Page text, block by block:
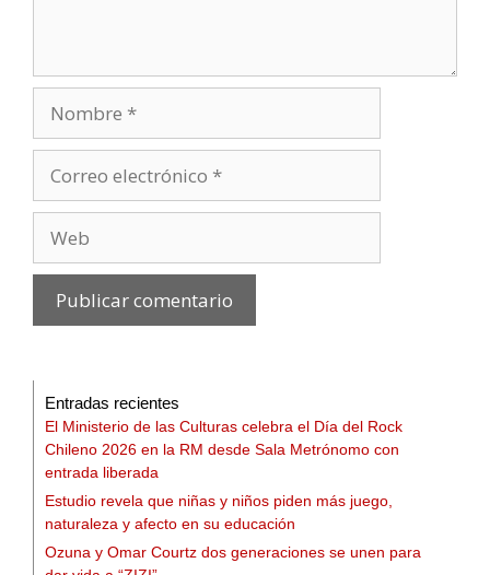
Entradas recientes
El Ministerio de las Culturas celebra el Día del Rock
Chileno 2026 en la RM desde Sala Metrónomo con
entrada liberada
Estudio revela que niñas y niños piden más juego,
naturaleza y afecto en su educación
Ozuna y Omar Courtz dos generaciones se unen para